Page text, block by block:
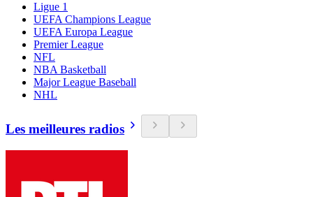
Ligue 1
UEFA Champions League
UEFA Europa League
Premier League
NFL
NBA Basketball
Major League Baseball
NHL
Les meilleures radios